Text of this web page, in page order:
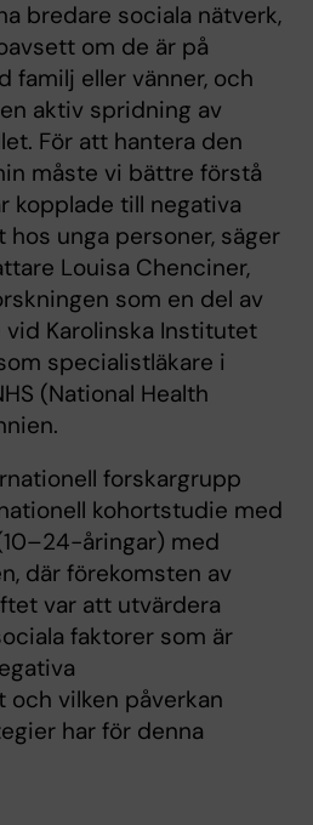
bredare sociala nätverk,
om de är på
familj eller vänner, och
aktiv spridning av
För att hantera den
måste vi bättre förstå
kopplade till negativa
unga personer, säger
Louisa Chenciner,
som en del av
Karolinska Institutet
specialistläkare i
(National Health
forskargrupp
kohortstudie med
åringar) med
där förekomsten av
var att utvärdera
faktorer som är
vilken påverkan
har för denna